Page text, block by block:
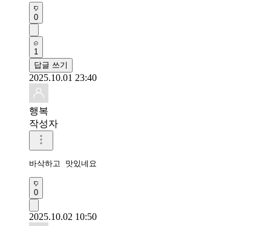
0
1
답글 쓰기
2025.10.01 23:40
행복
작성자
바삭하고 맛있네요
0
2025.10.02 10:50